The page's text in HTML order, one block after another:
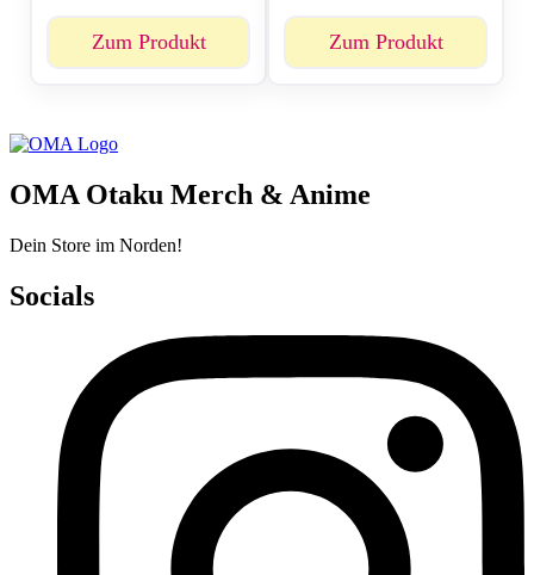
Zum Produkt Zum Produkt
OMA Otaku Merch & Anime
Dein Store im Norden!
Socials